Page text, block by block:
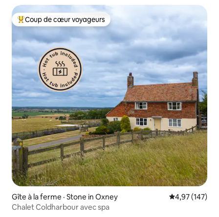
Coup de cœur voyageurs parmi les plus aimés
Coup de cœur voyageurs
Gîte à la ferme · Stone in Oxney Note
4,97 (147)
Chalet Coldharbour avec spa